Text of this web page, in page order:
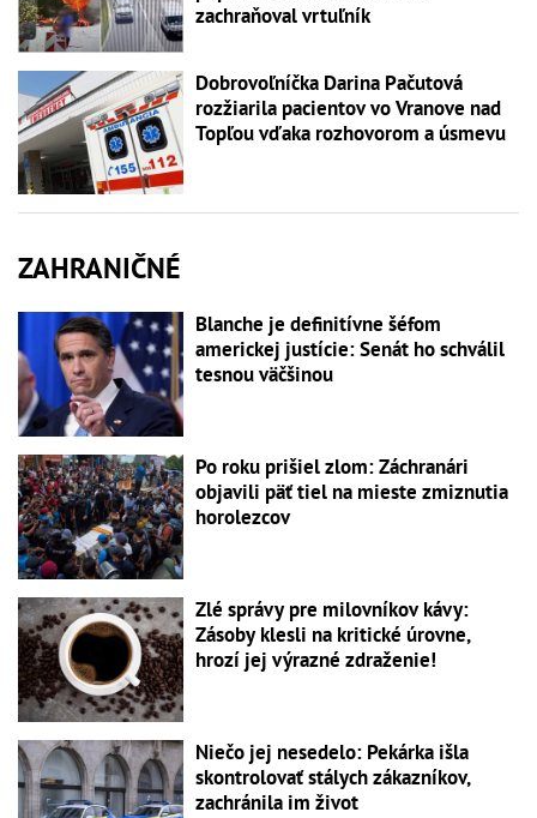
zachraňoval vrtuľník
Dobrovoľníčka Darina Pačutová
rozžiarila pacientov vo Vranove nad
Topľou vďaka rozhovorom a úsmevu
ZAHRANIČNÉ
Blanche je definitívne šéfom
americkej justície: Senát ho schválil
tesnou väčšinou
Po roku prišiel zlom: Záchranári
objavili päť tiel na mieste zmiznutia
horolezcov
Zlé správy pre milovníkov kávy:
Zásoby klesli na kritické úrovne,
hrozí jej výrazné zdraženie!
Niečo jej nesedelo: Pekárka išla
skontrolovať stálych zákazníkov,
zachránila im život